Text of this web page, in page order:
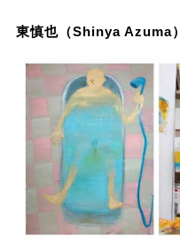
東慎也（Shinya Azuma）